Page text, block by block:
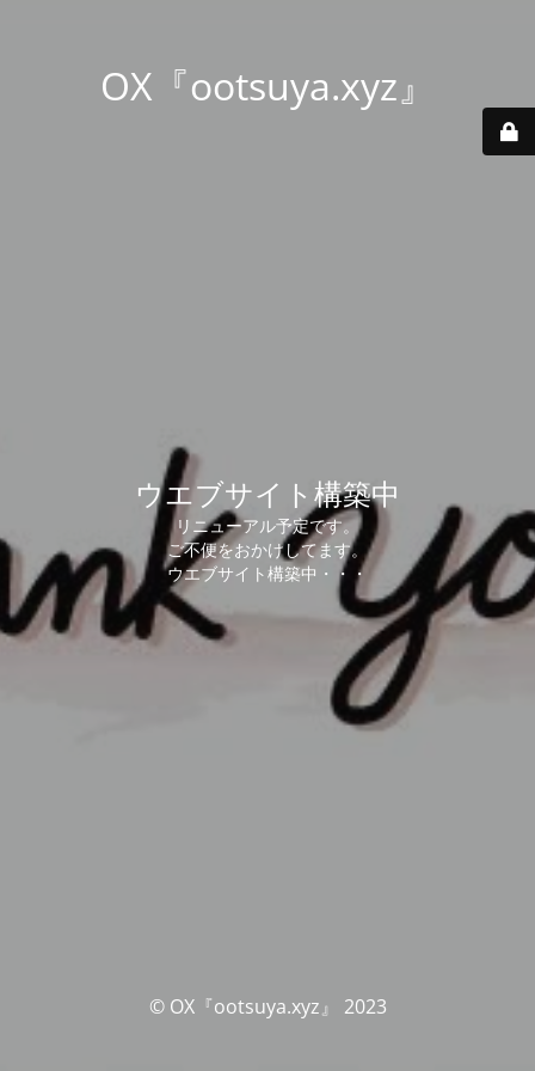
OX『ootsuya.xyz』
ウエブサイト構築中
リニューアル予定です。
ご不便をおかけしてます。
ウエブサイト構築中・・・
© OX『ootsuya.xyz』 2023